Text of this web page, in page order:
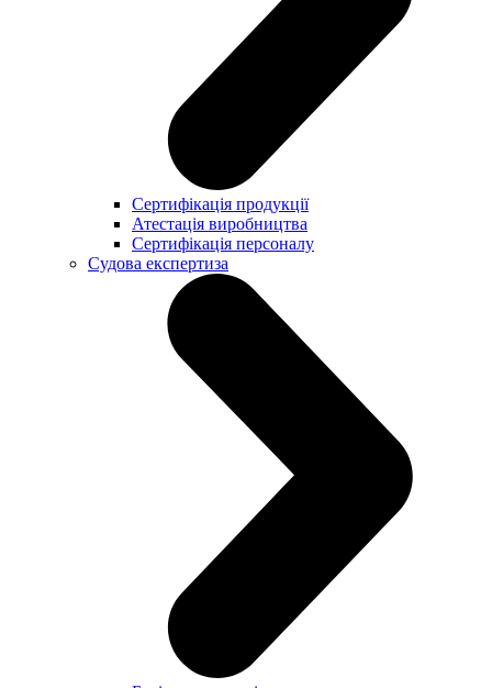
Сертифікація продукції
Атестація виробництва
Сертифікація персоналу
Судова експертиза